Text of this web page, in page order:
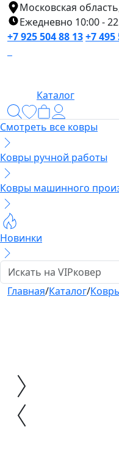
Московская
Ежедневно 10:00 -
+7 925 504 88 13+7 495
Каталог
Смотреть все ковры
Ковры ручной работы
Ковры машинного
Новинки
Главная/Каталог/